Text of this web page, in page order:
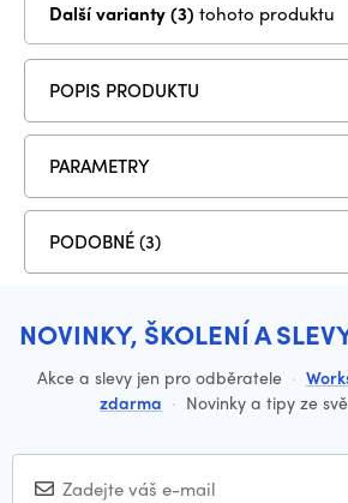
Další varianty (3) tohoto produktu
POPIS PRODUKTU
PARAMETRY
PODOBNÉ (3)
NOVINKY, ŠKOLENÍ A
Akce a slevy jen pro odběratele ·
zdarma · Novinky a tipy ze